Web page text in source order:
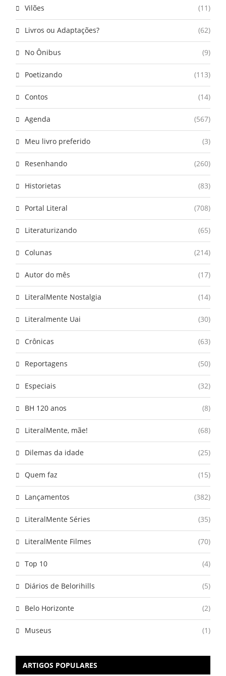
Vilões (11)
Livros ou Adaptações? (62)
No Ônibus (9)
Poetizando (113)
Contos (14)
Agenda (567)
Meu livro preferido (3)
Resenhando (260)
Historietas (83)
Portal Literal (708)
Literaturizando (65)
Colunas (214)
Autor do mês (17)
LiteralMente Nostalgia (14)
Literalmente Uai (30)
Crônicas (63)
Reportagens (50)
Especiais (32)
BH 120 anos (8)
LiteralMente, mãe! (68)
Dilemas da idade (25)
Quem faz (15)
Lançamentos (382)
LiteralMente Séries (35)
LiteralMente Filmes (70)
Top 10 (4)
Diários de Belorihills (5)
Belo Horizonte (2)
Museus (1)
ARTIGOS POPULARES